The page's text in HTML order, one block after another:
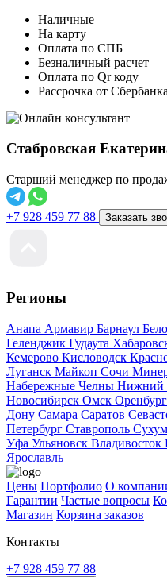
Наличные
На карту
Оплата по СПБ
Безналичный расчет
Оплата по Qr коду
Рассрочка от
Стабровская
Старший менеджер по
+7 928 459 77 88 Заказать
Регионы
Анапа Армавир Барнаул
Геленджик Гудаута
Кемерово Кисловодск
Луганск Майкоп Сочи
Набережные Челны Нижний
Новосибирск Омск Оренбург
Дону Самара Саратов
Петербург Ставрополь Сухум
Уфа Ульяновск Владивосток
Ярославль
Цены Портфолио О
Гарантии Частые вопросы
Магазин Корзина заказов
Контакты
+7 928 459 77 88